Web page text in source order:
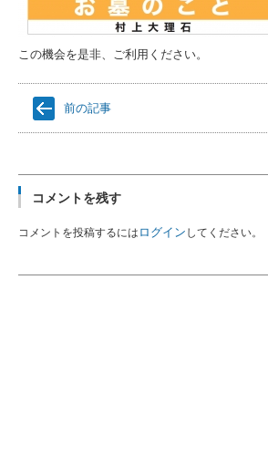
この機会を是非、ご利用ください。
前の記事
コメントを残す
コメントを投稿するには ログイン してください。